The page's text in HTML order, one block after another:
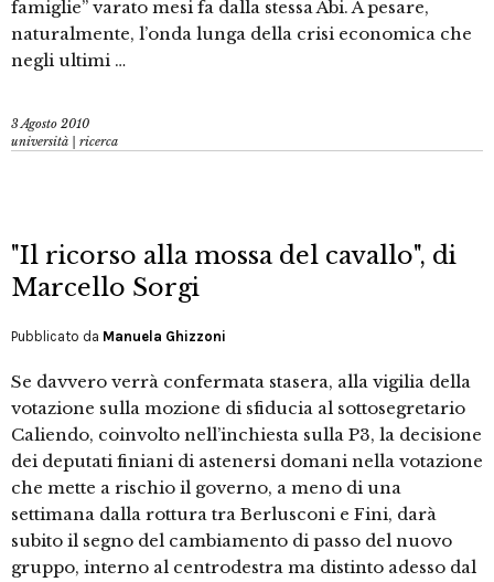
famiglie” varato mesi fa dalla stessa Abi. A pesare,
naturalmente, l’onda lunga della crisi economica che
negli ultimi …
3 Agosto 2010
università | ricerca
"Il ricorso alla mossa del cavallo", di
Marcello Sorgi
Pubblicato da Manuela Ghizzoni
Se davvero verrà confermata stasera, alla vigilia della
votazione sulla mozione di sfiducia al sottosegretario
Caliendo, coinvolto nell’inchiesta sulla P3, la decisione
dei deputati finiani di astenersi domani nella votazione
che mette a rischio il governo, a meno di una
settimana dalla rottura tra Berlusconi e Fini, darà
subito il segno del cambiamento di passo del nuovo
gruppo, interno al centrodestra ma distinto adesso dal